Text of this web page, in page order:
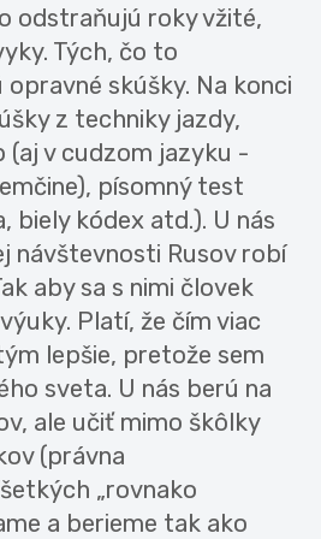
odstraňujú roky vžité,
Tých, čo to
opravné skúšky. Na konci
z techniky jazdy,
v cudzom jazyku -
písomný test
biely kódex atd.). U nás
návštevnosti Rusov robí
aby sa s nimi človek
Platí, že čím viac
lepšie, pretože sem
sveta. U nás berú na
ale učiť mimo škôlky
(právna
„rovnako
a berieme tak ako